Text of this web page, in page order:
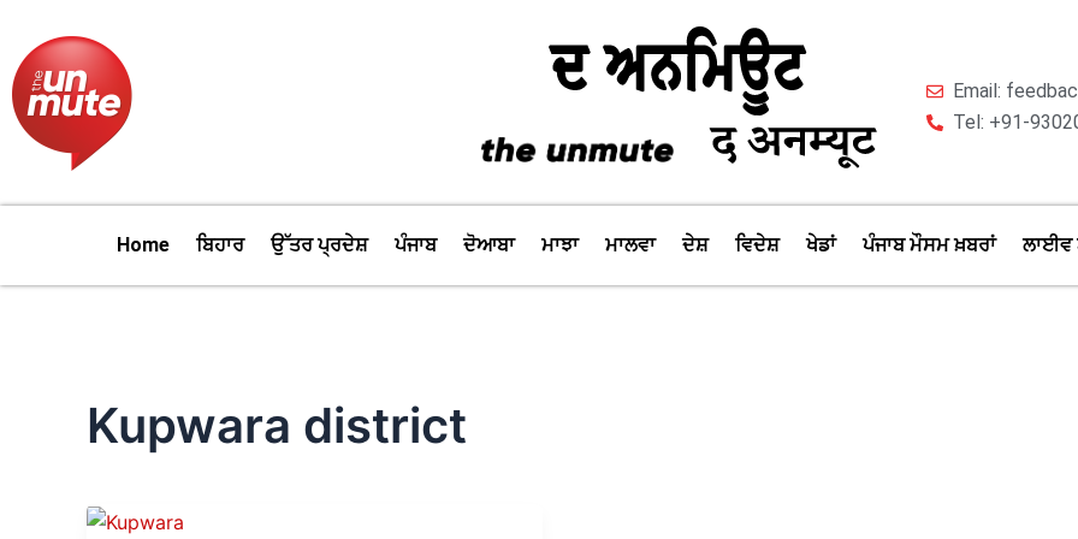
content
Email:
Tel: +91-
Home ਬਿਹਾਰ ਉੱਤਰ ਪ੍ਰਦੇਸ਼ ਪੰਜਾਬ ਦੋਆਬਾ ਮਾਝਾ ਮਾਲਵਾ ਦੇਸ਼ ਵਿਦੇਸ਼ ਖੇਡਾਂ ਪੰਜਾਬ ਮੌਸਮ ਖ਼ਬਰਾਂ ਲਾਈਵ
Kupwara district